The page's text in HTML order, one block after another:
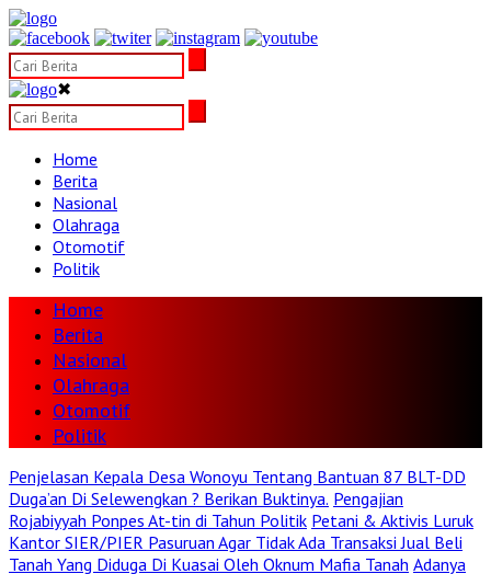
✖
Home
Berita
Nasional
Olahraga
Otomotif
Politik
Home
Berita
Nasional
Olahraga
Otomotif
Politik
Penjelasan Kepala Desa Wonoyu Tentang Bantuan 87 BLT-DD
Duga’an Di Selewengkan ? Berikan Buktinya. Pengajian
Rojabiyyah Ponpes At-tin di Tahun Politik Petani & Aktivis Luruk
Kantor SIER/PIER Pasuruan Agar Tidak Ada Transaksi Jual Beli
Tanah Yang Diduga Di Kuasai Oleh Oknum Mafia Tanah Adanya